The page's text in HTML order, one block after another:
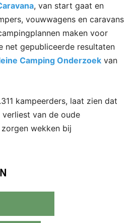
, van start gaat en
vouwwagens en caravans
maken voor
net gepubliceerde resultaten
Camping Onderzoek van
kampeerders, laat zien dat
van de oude
wekken bij